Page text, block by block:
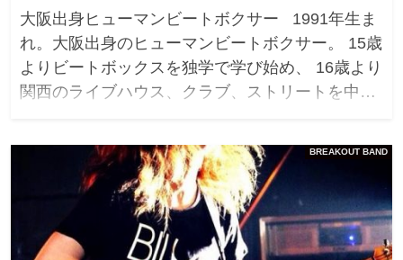
大阪出身ヒューマンビートボクサー 1991年生ま
れ。大阪出身のヒューマンビートボクサー。 15歳
よりビートボックスを独学で学び始め、 16歳より
関西のライブハウス、クラブ、ストリートを中…
BREAKOUT BAND